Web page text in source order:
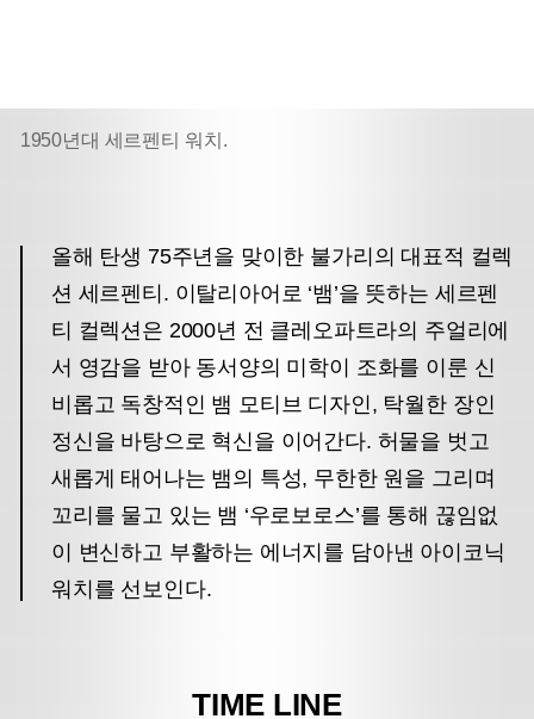
1950년대 세르펜티 워치.
올해 탄생 75주년을 맞이한 불가리의 대표적 컬렉
션 세르펜티. 이탈리아어로 ‘뱀’을 뜻하는 세르펜
티 컬렉션은 2000년 전 클레오파트라의 주얼리에
서 영감을 받아 동서양의 미학이 조화를 이룬 신
비롭고 독창적인 뱀 모티브 디자인, 탁월한 장인
정신을 바탕으로 혁신을 이어간다. 허물을 벗고
새롭게 태어나는 뱀의 특성, 무한한 원을 그리며
꼬리를 물고 있는 뱀 ‘우로보로스’를 통해 끊임없
이 변신하고 부활하는 에너지를 담아낸 아이코닉
워치를 선보인다.
TIME LINE